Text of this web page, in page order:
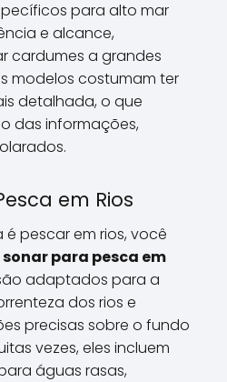
para alto mar
e alcance,
cardumes a grandes
modelos costumam ter
detalhada, o que
das informações,
em Rios
pescar em rios, você
sonar para pesca em
adaptados para a
dos rios e
precisas sobre o fundo
vezes, eles incluem
águas rasas,